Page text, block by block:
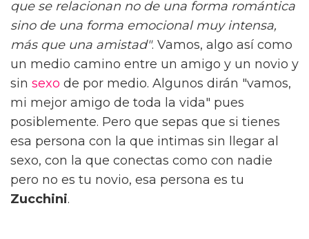
que se relacionan no de una forma romántica
sino de una forma emocional muy intensa,
más que una amistad". Vamos, algo así como
un medio camino entre un amigo y un novio y
sin sexo de por medio. Algunos dirán "vamos,
mi mejor amigo de toda la vida" pues
posiblemente. Pero que sepas que si tienes
esa persona con la que intimas sin llegar al
sexo, con la que conectas como con nadie
pero no es tu novio, esa persona es tu
Zucchini.